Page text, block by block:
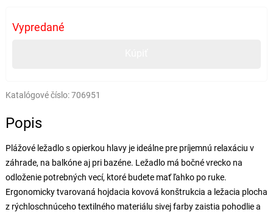
Vypredané
Katalógové číslo:706951
Popis
Plážové ležadlo s opierkou hlavy je ideálne pre príjemnú relaxáciu v
záhrade, na balkóne aj pri bazéne. Ležadlo má bočné vrecko na
odloženie potrebných vecí, ktoré budete mať ľahko po ruke.
Ergonomicky tvarovaná hojdacia kovová konštrukcia a ležacia plocha
z rýchloschnúceho textilného materiálu sivej farby zaistia pohodlie a